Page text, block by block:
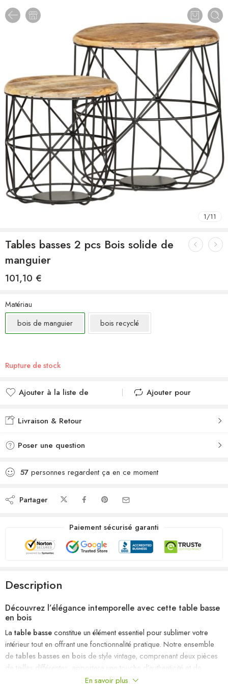
1/11
Tables basses 2 pcs Bois solide de
manguier
101,10 €
Matériau
bois de manguier
bois recyclé
Rupture de stock
Ajouter à la liste de
Ajouté à la liste de
Ajouter pour
Livraison & Retour
Poser une question
57 personnes regardent ça en ce moment
Partager
Paiement sécurisé garanti
Description
Découvrez l’élégance intemporelle avec cette table basse
en bois
La table basseconstitue un élément essentiel pour sublimer votre
intérieur tout en offrant une fonctionnalité pratique. Notre ensemble
de tables basses en bois de style vintage, comprenant deux pièces
de tailles différentes, apportera une touche d’authenticité et de
charme à votre espace de vie. Conçues pour allier esthétique et
En savoir plus